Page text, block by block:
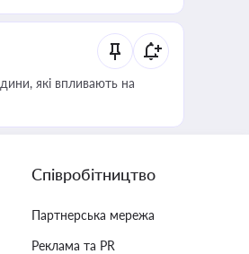
які впливають на
Співробітництво
Партнерська мережа
Реклама та PR